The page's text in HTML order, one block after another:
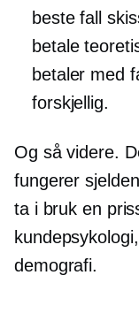
beste fall
betale
betaler med
forskjellig.
Og så videre.
fungerer
ta i bruk en
demografi.